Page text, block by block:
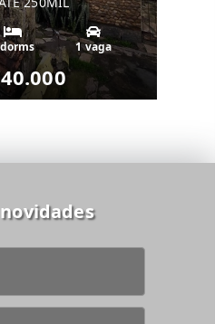
1 vaga